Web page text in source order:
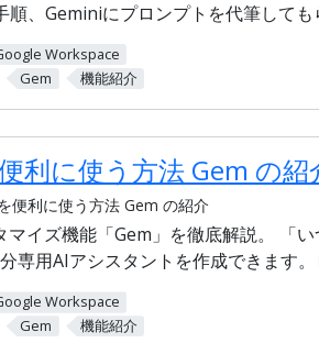
順、Geminiにプロンプトを代筆しても
Workspace
Gem 機能紹介
利に使う方法 Gem の紹
便利に使う方法 Gem の紹介
マイズ機能「Gem」を徹底解説。 「
専用AIアシスタントを作成できます
Workspace
Gem 機能紹介